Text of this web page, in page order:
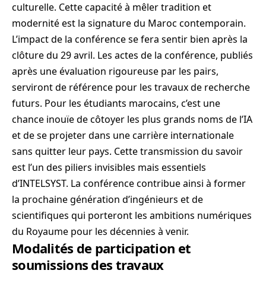
culturelle. Cette capacité à mêler tradition et
modernité est la signature du Maroc contemporain.
L’impact de la conférence se fera sentir bien après la
clôture du 29 avril. Les actes de la conférence, publiés
après une évaluation rigoureuse par les pairs,
serviront de référence pour les travaux de recherche
futurs. Pour les étudiants marocains, c’est une
chance inouïe de côtoyer les plus grands noms de l’IA
et de se projeter dans une carrière internationale
sans quitter leur pays. Cette transmission du savoir
est l’un des piliers invisibles mais essentiels
d’INTELSYST. La conférence contribue ainsi à former
la prochaine génération d’ingénieurs et de
scientifiques qui porteront les ambitions numériques
du Royaume pour les décennies à venir.
Modalités de participation et
soumissions des travaux